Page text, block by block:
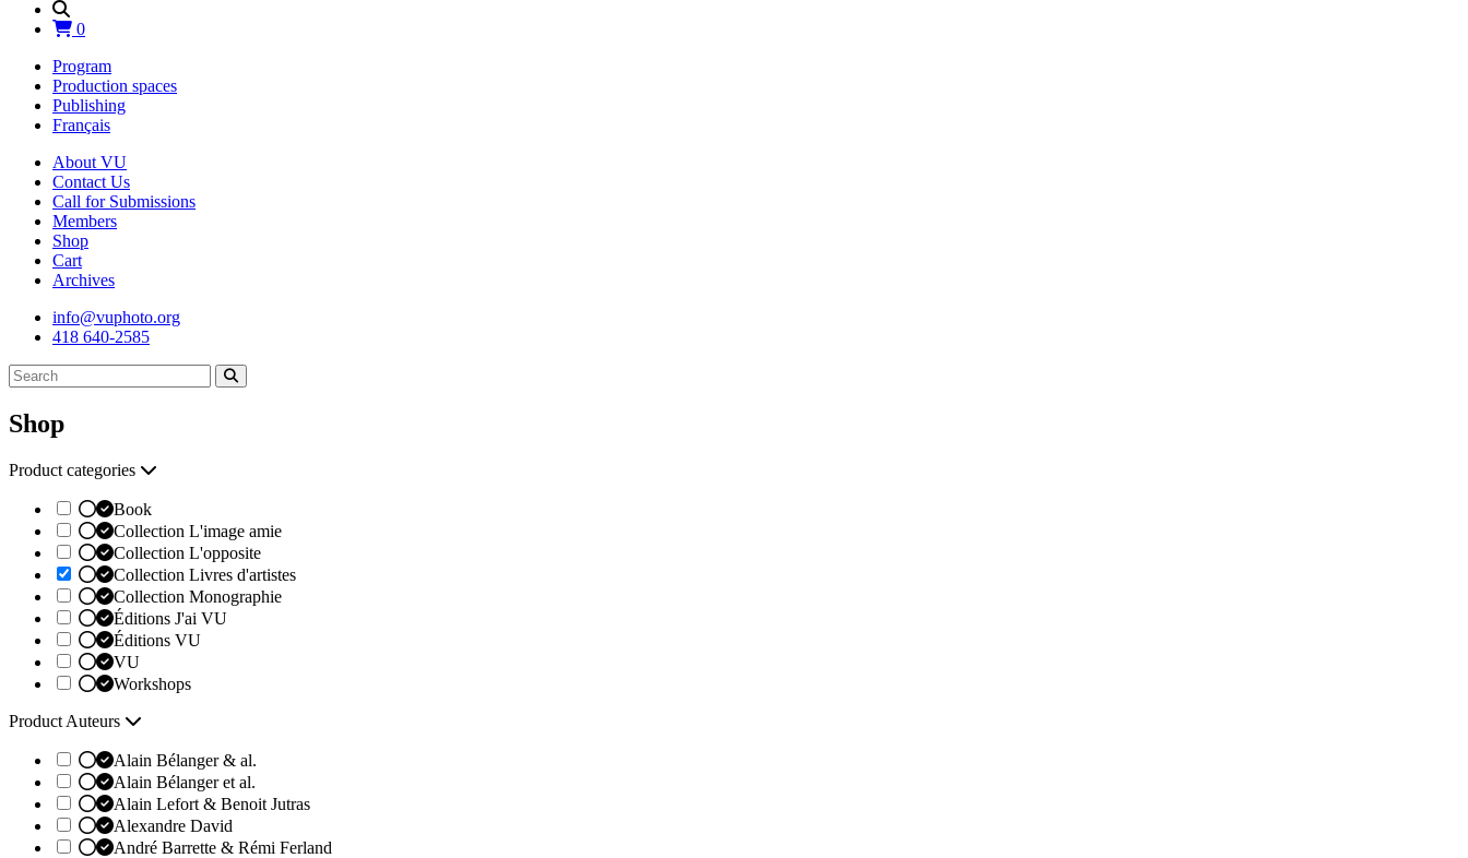
0
Program
Production spaces
Publishing
Français
About VU
Contact Us
Call for Submissions
Members
Shop
Cart
Archives
info@vuphoto.org
418 640-2585
Shop
Product categories
Book
Collection L'image amie
Collection L'opposite
Collection Livres d'artistes
Collection Monographie
Éditions J'ai VU
Éditions VU
VU
Workshops
Product Auteurs
Alain Bélanger & al.
Alain Bélanger et al.
Alain Lefort & Benoit Jutras
Alexandre David
André Barrette & Rémi Ferland